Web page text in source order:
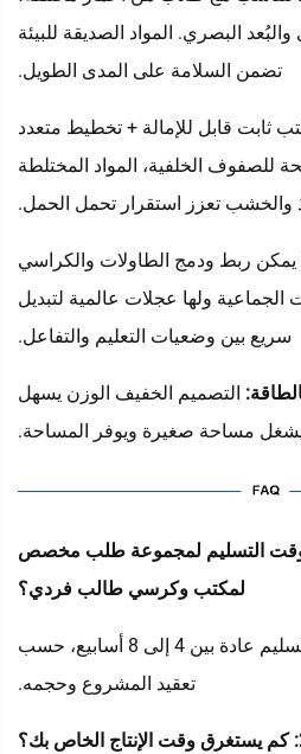
والبُعد البصري. المواد الصديقة للبيئة
تضمن السلامة على المدى الطويل.
ثابت قابل للإمالة + تخطيط متعدد
للصفوف الخلفية، المواد المختلطة
والخشب تعزز استقرار تحمل الحمل.
يمكن ربط ودمج الطاولات والكراسي
الجماعية ولها عجلات عالمية لتبديل
سريع بين وضعيات التعليم والتفاعل.
التصميم الخفيف الوزن يسهل
يشغل مساحة صغيرة ويوفر المساحة.
وقت التسليم لمجموعة طلب مخصص
لمكتب وكرسي طالب فردي؟
الإجابة 1: يتراوح وقت التسليم عادة بين 4 إلى 8 أسابيع، حسب
تعقيد المشروع وحجمه.